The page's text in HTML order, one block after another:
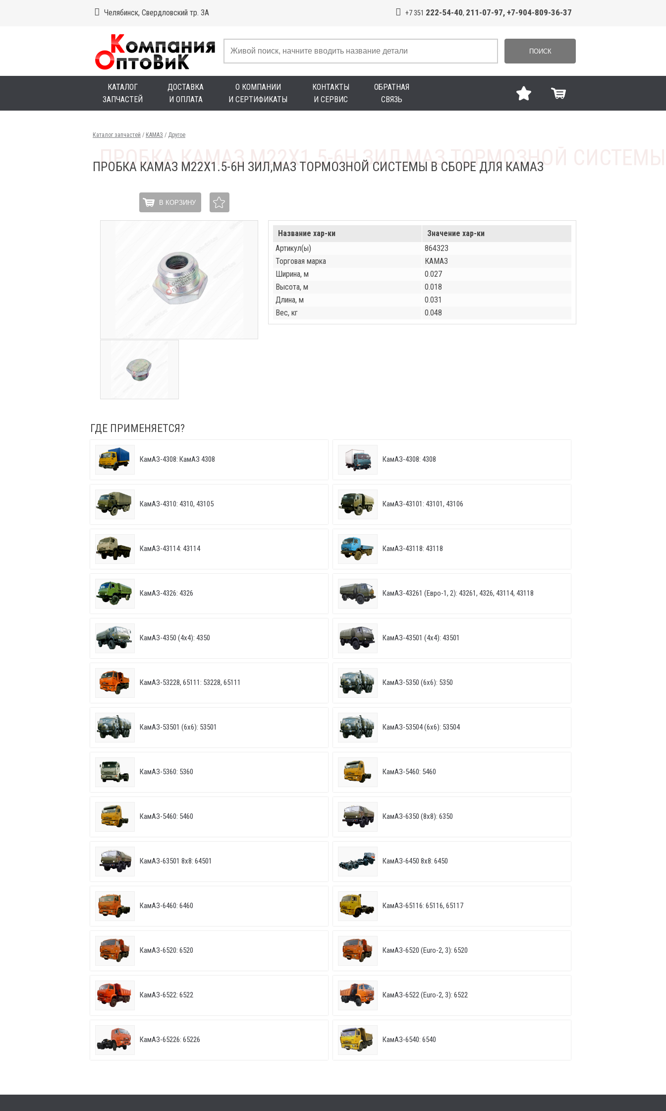
Челябинск, Свердловский тр. 3А +7 351 222-54-40, 211-07-97, +7-904-809-36-37
ПОИСК
КАТАЛОГ
ЗАПЧАСТЕЙ
ДОСТАВКА
И ОПЛАТА
О КОМПАНИИ
И СЕРТИФИКАТЫ
КОНТАКТЫ
И СЕРВИС
ОБРАТНАЯ
СВЯЗЬ
Каталог запчастей / КАМАЗ / Другое
ПРОБКА КАМАЗ М22Х1.5-6Н ЗИЛ,МАЗ ТОРМОЗНОЙ СИСТЕМЫ В СБОРЕ ДЛЯ КАМАЗ
В КОРЗИНУ
Название хар-ки
Значение хар-ки
Артикул(ы)
864323
Торговая марка
КАМАЗ
Ширина, м
0.027
Высота, м
0.018
Длина, м
0.031
Вес, кг
0.048
ГДЕ ПРИМЕНЯЕТСЯ?
КамАЗ-4308: КамАЗ 4308 КамАЗ-4308: 4308
КамАЗ-4310: 4310, 43105 КамАЗ-43101: 43101, 43106
КамАЗ-43114: 43114 КамАЗ-43118: 43118
КамАЗ-4326: 4326 КамАЗ-43261 (Евро-1, 2): 43261, 4326, 43114, 43118
КамАЗ-4350 (4х4): 4350 КамАЗ-43501 (4х4): 43501
КамАЗ-53228, 65111: 53228, 65111 КамАЗ-5350 (6х6): 5350
КамАЗ-53501 (6х6): 53501 КамАЗ-53504 (6х6): 53504
КамАЗ-5360: 5360 КамАЗ-5460: 5460
КамАЗ-5460: 5460 КамАЗ-6350 (8х8): 6350
КамАЗ-63501 8х8: 64501 КамАЗ-6450 8х8: 6450
КамАЗ-6460: 6460 КамАЗ-65116: 65116, 65117
КамАЗ-6520: 6520 КамАЗ-6520 (Euro-2, 3): 6520
КамАЗ-6522: 6522 КамАЗ-6522 (Euro-2, 3): 6522
КамАЗ-65226: 65226 КамАЗ-6540: 6540